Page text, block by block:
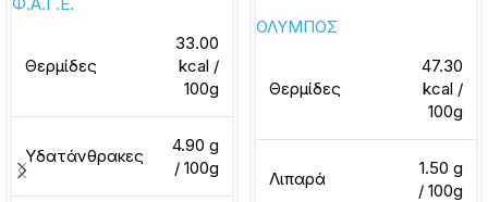
Θερμίδες
33.00
kcal /
100g
Υδατάνθρακες
4.90 g
/ 100g
ΟΛΥΜΠΟΣ
Θερμίδες
47.30
kcal /
100g
Λιπαρά
1.50 g
/ 100g